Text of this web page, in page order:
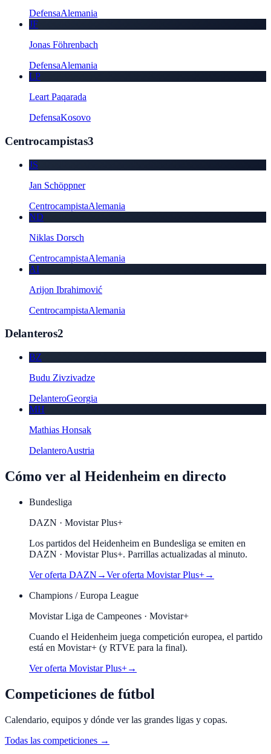
DefensaAlemania
JF
Jonas Föhrenbach
DefensaAlemania
LP
Leart Paqarada
DefensaKosovo
Centrocampistas3
JS
Jan Schöppner
CentrocampistaAlemania
ND
Niklas Dorsch
CentrocampistaAlemania
AI
Arijon Ibrahimović
CentrocampistaAlemania
Delanteros2
BZ
Budu Zivzivadze
DelanteroGeorgia
MH
Mathias Honsak
DelanteroAustria
Cómo ver al Heidenheim en directo
Bundesliga
DAZN · Movistar Plus+
Los partidos del Heidenheim en Bundesliga se emiten en
DAZN · Movistar Plus+. Parrillas actualizadas al minuto.
Ver oferta DAZN →Ver oferta Movistar Plus+→
Champions / Europa League
Movistar Liga de Campeones · Movistar+
Cuando el Heidenheim juega competición europea, el partido
está en Movistar+ (y RTVE para la final).
Ver oferta Movistar Plus+→
Competiciones de fútbol
Calendario, equipos y dónde ver las grandes ligas y copas.
Todas las competiciones →